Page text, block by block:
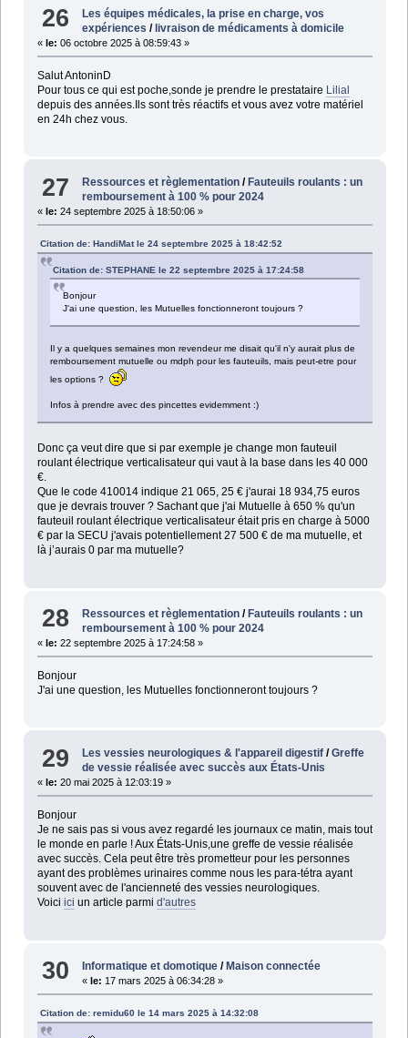
26
Les équipes médicales, la prise en charge, vos
expériences /livraison de médicaments à domicile
« le: 06 octobre 2025 à 08:59:43 »
Salut AntoninD
Pour tous ce qui est poche,sonde je prendre le prestataire Lilial
depuis des années.Ils sont très réactifs et vous avez votre matériel
en 24h chez vous.
27 Ressources et règlementation / Fauteuils roulants : un
remboursement à 100 % pour 2024
« le: 24 septembre 2025 à 18:50:06 »
Citation de: HandiMat le 24 septembre 2025 à 18:42:52
Citation de: STEPHANE le 22 septembre 2025 à 17:24:58
Bonjour
J'ai une question, les Mutuelles fonctionneront toujours ?
Il y a quelques semaines mon revendeur me disait qu'il n'y aurait plus de
remboursement mutuelle ou mdph pour les fauteuils, mais peut-etre pour
les options ?
Infos à prendre avec des pincettes evidemment :)
Donc ça veut dire que si par exemple je change mon fauteuil
roulant électrique verticalisateur qui vaut à la base dans les 40 000
€.
Que le code 410014 indique 21 065, 25 € j'aurai 18 934,75 euros
que je devrais trouver ? Sachant que j'ai Mutuelle à 650 % qu'un
fauteuil roulant électrique verticalisateur était pris en charge à 5000
€ par la SECU j'avais potentiellement 27 500 € de ma mutuelle, et
là j’aurais 0 par ma mutuelle?
28 Ressources et règlementation /Fauteuils roulants : un
remboursement à 100 % pour 2024
« le: 22 septembre 2025 à 17:24:58 »
Bonjour
J'ai une question, les Mutuelles fonctionneront toujours ?
29 Les vessies neurologiques & l'appareil digestif /Greffe
de vessie réalisée avec succès aux États-Unis
« le: 20 mai 2025 à 12:03:19 »
Bonjour
Je ne sais pas si vous avez regardé les journaux ce matin, mais tout
le monde en parle ! Aux États-Unis,une greffe de vessie réalisée
avec succès. Cela peut être très prometteur pour les personnes
ayant des problèmes urinaires comme nous les para-tétra ayant
souvent avec de l'ancienneté des vessies neurologiques.
Voici ici un article parmi d'autres
30 Informatique et domotique /Maison connectée
«le: 17 mars 2025 à 06:34:28 »
Citation de: remidu60 le 14 mars 2025 à 14:32:08